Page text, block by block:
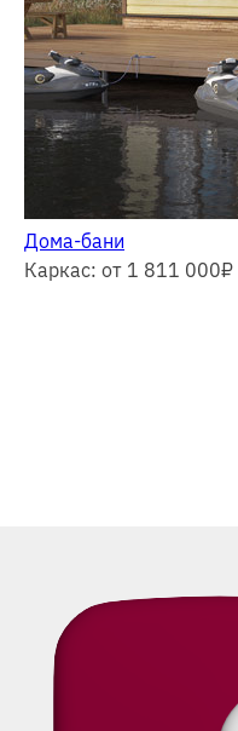
Дома-бани
Каркас: от 1 811 000₽